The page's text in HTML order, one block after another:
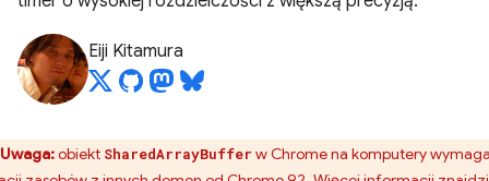
Eiji Kitamura
Uwaga:obiekt SharedArrayBuffer w Chrome na komputery